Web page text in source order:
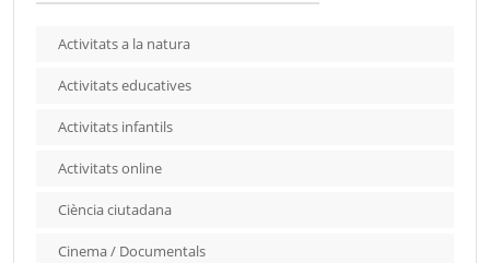
Activitats a la natura
Activitats educatives
Activitats infantils
Activitats online
Ciència ciutadana
Cinema / Documentals